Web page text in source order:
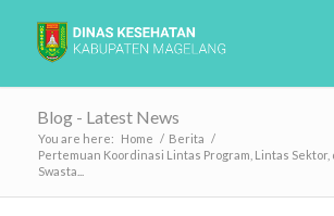
Blog - Latest News
You are here: Home / Berita /
Pertemuan Koordinasi Lintas Program, Lintas Sektor,
Swasta...